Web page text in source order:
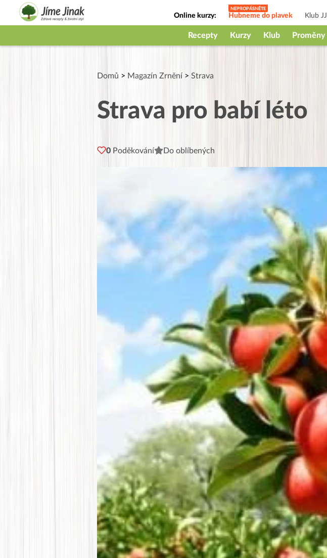
Online kurzy: Hubneme do plavek Klub JJ
Jak na babičky
Recepty Kurzy Klub Proměny
Domů > Magazín Zrnění > Strava
Strava pro babí léto
0 Poděkování Do oblíbených